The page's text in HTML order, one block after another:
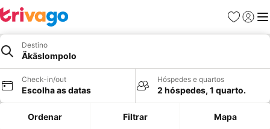
Favoritos
Iniciar
Destino
Äkäslompolo
Check-in/out
Escolha as datas
Hóspedes e quartos
2 hóspedes, 1 quarto.
Ordenar Filtrar Mapa